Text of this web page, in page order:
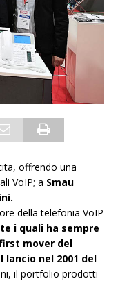
offrendo una
VoIP; a Smau
della telefonia VoIP
i quali ha sempre
mover del
nel 2001 del
il portfolio prodotti